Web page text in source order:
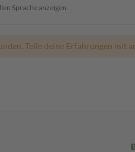
Sprache anzeigen.
Teile deine Erfahrungen mit